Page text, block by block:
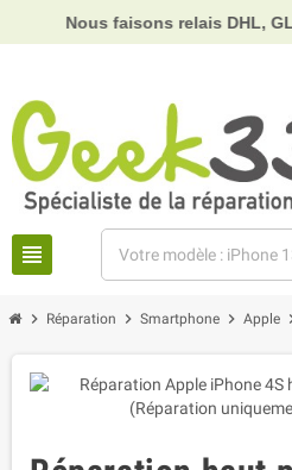
faisons relais DHL, GLS et
view_headline
chevron_right Réparation chevron_right Smartphone chevron_right Apple